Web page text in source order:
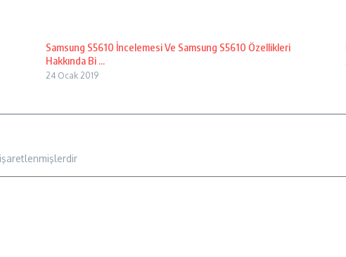
Samsung S5610 İncelemesi Ve Samsung S5610 Özellikleri
Hakkında Bi ...
24 Ocak 2019